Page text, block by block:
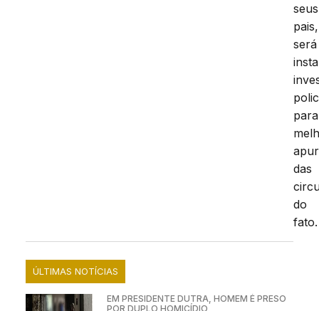
seus
pais,
será
para
das
do
fato.
ÚLTIMAS NOTÍCIAS
EM PRESIDENTE DUTRA, HOMEM É PRESO
POR DUPLO HOMICÍDIO